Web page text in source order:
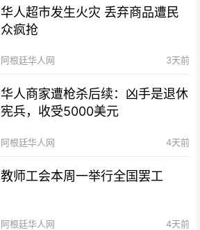
华人超市发生火灾 丢弃商品遭民
众疯抢
阿根廷华人网 3天前
华人商家遭枪杀后续：凶手是退休
宪兵，收受5000美元
阿根廷华人网 4天前
教师工会本周一举行全国罢工
阿根廷华人网 4天前